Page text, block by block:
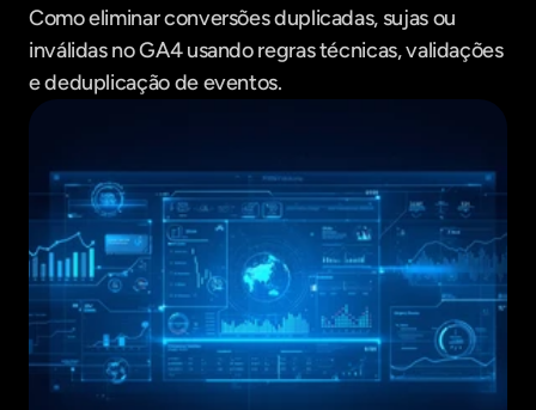
Como eliminar conversões duplicadas, sujas ou
inválidas no GA4 usando regras técnicas, validações
e deduplicação de eventos.